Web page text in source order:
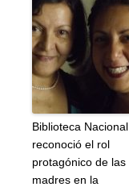
Biblioteca Nacional
reconoció el rol
protagónico de las
madres en la